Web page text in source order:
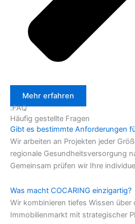
Mehr erfahren
.FAQ
Häufig gestellte Fragen
Gibt es bestimmte Anforderungen
Wir arbeiten an Projekten jeder
regionale Gesundheitsversorgung
Gemeinsam prüfen wir Ihre
Was macht COCARING einzigartig?
Wir kombinieren tiefes Wissen
Immobilienmarkt mit strategischer